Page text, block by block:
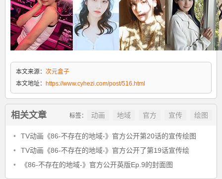
本文来源： 次元盒子
本文地址： https://www.cyhezi.com/post/516.html
相关文章 标签： 动画 地域 官方 宣传 绘图
•
TV动画《86-不存在的地域-》官方公开第20话的宣传绘图
•
TV动画《86-不存在的地域-》官方公开了第19话宣传绘
•
《86-不存在的地域-》官方公开英版Ep.9的封面图